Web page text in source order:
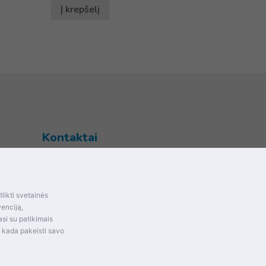
Į krepšelį
ir
Kontaktai
svetainės
su patikimais
kada pakeisti savo